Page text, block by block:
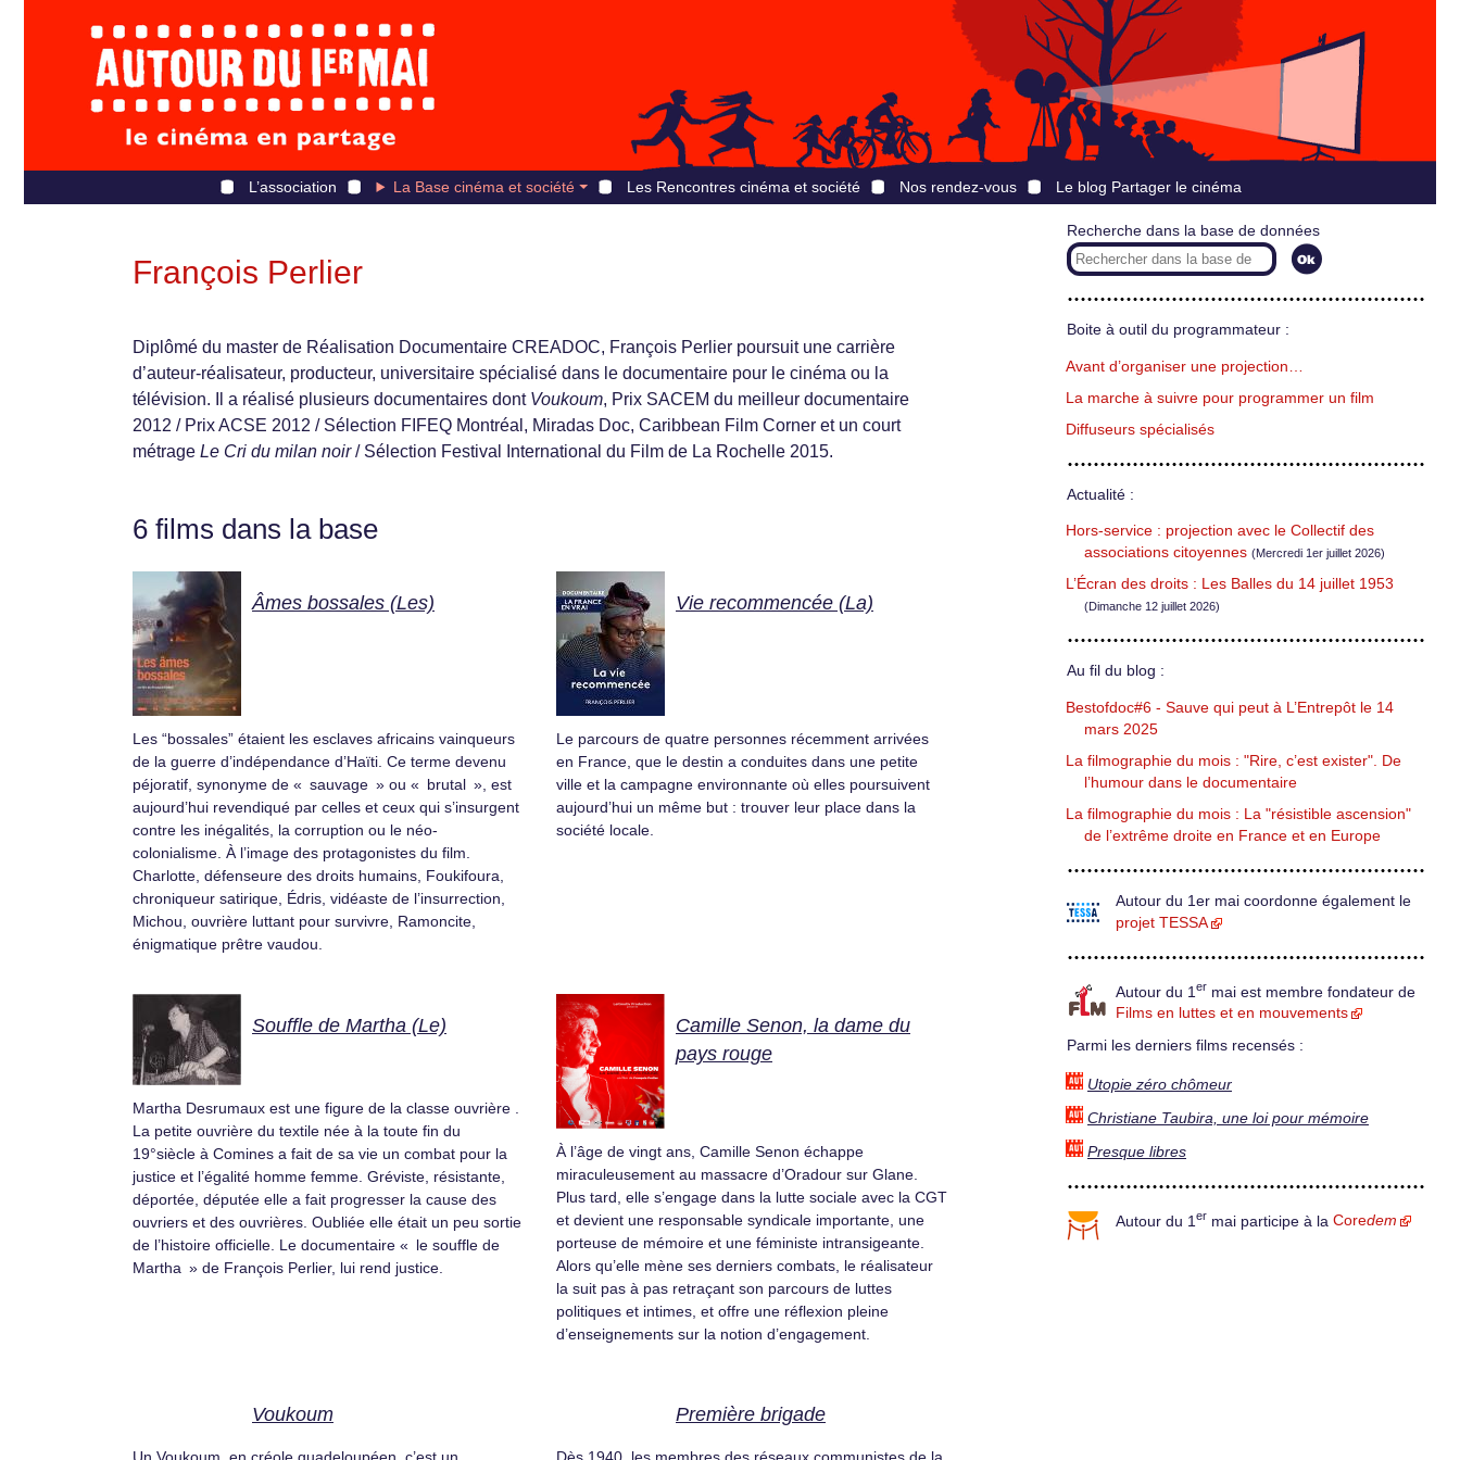
L’association La Base cinéma et société Les Rencontres cinéma et société Nos rendez-vous Le blog Partager le cinéma
François Perlier
Diplômé du master de Réalisation Documentaire CREADOC, François Perlier poursuit une carrière
d’auteur-réalisateur, producteur, universitaire spécialisé dans le documentaire pour le cinéma ou la
télévision. Il a réalisé plusieurs documentaires dont Voukoum, Prix SACEM du meilleur documentaire
2012 / Prix ACSE 2012 / Sélection FIFEQ Montréal, Miradas Doc, Caribbean Film Corner et un court
métrage Le Cri du milan noir/ Sélection Festival International du Film de La Rochelle 2015.
6 films dans la base
Âmes bossales (Les)
Les “bossales” étaient les esclaves africains vainqueurs
de la guerre d’indépendance d’Haïti. Ce terme devenu
péjoratif, synonyme de « sauvage » ou « brutal », est
aujourd’hui revendiqué par celles et ceux qui s’insurgent
contre les inégalités, la corruption ou le néo-
colonialisme. À l’image des protagonistes du film.
Charlotte, défenseure des droits humains, Foukifoura,
chroniqueur satirique, Édris, vidéaste de l’insurrection,
Michou, ouvrière luttant pour survivre, Ramoncite,
énigmatique prêtre vaudou.
Vie recommencée (La)
Le parcours de quatre personnes récemment arrivées
en France, que le destin a conduites dans une petite
ville et la campagne environnante où elles poursuivent
aujourd’hui un même but : trouver leur place dans la
société locale.
Souffle de Martha (Le)
Martha Desrumaux est une figure de la classe ouvrière .
La petite ouvrière du textile née à la toute fin du
19°siècle à Comines a fait de sa vie un combat pour la
justice et l’égalité homme femme. Gréviste, résistante,
déportée, députée elle a fait progresser la cause des
ouvriers et des ouvrières. Oubliée elle était un peu sortie
de l’histoire officielle. Le documentaire « le souffle de
Martha » de François Perlier, lui rend justice.
Camille Senon, la dame du
pays rouge
À l’âge de vingt ans, Camille Senon échappe
miraculeusement au massacre d’Oradour sur Glane.
Plus tard, elle s’engage dans la lutte sociale avec la CGT
et devient une responsable syndicale importante, une
porteuse de mémoire et une féministe intransigeante.
Alors qu’elle mène ses derniers combats, le réalisateur
la suit pas à pas retraçant son parcours de luttes
politiques et intimes, et offre une réflexion pleine
d’enseignements sur la notion d’engagement.
Voukoum Première brigade
Recherche dans la base de données
Boite à outil du programmateur :
Avant d’organiser une projection…
La marche à suivre pour programmer un film
Diffuseurs spécialisés
Actualité :
Hors-service : projection avec le Collectif des
associations citoyennes (Mercredi 1er juillet 2026)
L’Écran des droits : Les Balles du 14 juillet 1953
(Dimanche 12 juillet 2026)
Au fil du blog :
Bestofdoc#6 - Sauve qui peut à L’Entrepôt le 14
mars 2025
La filmographie du mois : "Rire, c’est exister". De
l’humour dans le documentaire
La filmographie du mois : La "résistible ascension"
de l’extrême droite en France et en Europe
Autour du 1er mai coordonne également le
projet TESSA
Autour du 1 er mai est membre fondateur de
Films en luttes et en mouvements
Parmi les derniers films recensés :
Utopie zéro chômeur
Christiane Taubira, une loi pour mémoire
Presque libres
Autour du 1 er mai participe à la Coredem